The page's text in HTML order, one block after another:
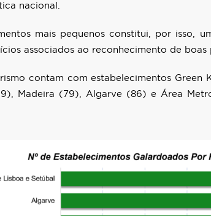
nacional.
mais pequenos constitui, por isso,
associados ao reconhecimento de boas
contam com estabelecimentos
Madeira (79), Algarve (86) e Área